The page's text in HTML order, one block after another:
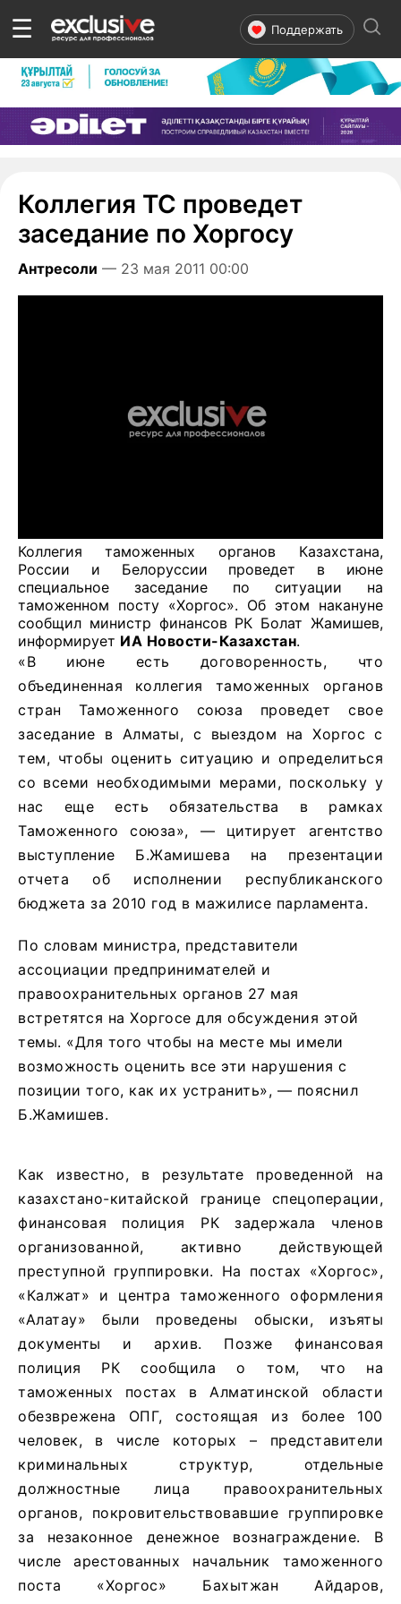
☰ Поддержать
Коллегия ТС проведет
заседание по Хоргосу
Антресоли — 23 мая 2011 00:00
Коллегия
таможенных органов Казахстана,
России и Белоруссии проведет в июне
специальное заседание по ситуации
на
таможенном посту «Хоргос». Об этом накануне
сообщил министр финансов РК Болат Жамишев,
информирует ИА Новости-Казахстан.
«В июне есть договоренность, что
объединенная коллегия таможенных органов
стран Таможенного союза проведет свое
заседание в Алматы, с выездом на Хоргос с
тем, чтобы оценить ситуацию и определиться
со всеми необходимыми мерами, поскольку у
нас еще есть обязательства в рамках
Таможенного союза», — цитирует агентство
выступление Б.Жамишева на презентации
отчета об исполнении республиканского
бюджета за 2010 год в мажилисе парламента.
По словам министра, представители
ассоциации предпринимателей и
правоохранительных органов 27 мая
встретятся на Хоргосе для обсуждения этой
темы. «Для того чтобы на месте мы имели
возможность оценить все эти нарушения с
позиции того, как их устранить», — пояснил
Б.Жамишев.
Как известно, в результате проведенной на
казахстано-китайской границе спецоперации,
финансовая полиция РК задержала членов
организованной, активно действующей
преступной группировки. На постах «Хоргос»,
«Калжат» и центра таможенного оформления
«Алатау» были проведены обыски, изъяты
документы и архив. Позже финансовая
полиция РК сообщила о том, что на
таможенных постах в Алматинской области
обезврежена ОПГ, состоящая из более 100
человек, в числе которых – представители
криминальных структур, отдельные
должностные лица правоохранительных
органов, покровительствовавшие группировке
за незаконное денежное вознаграждение. В
числе арестованных начальник таможенного
поста «Хоргос» Бахытжан Айдаров,